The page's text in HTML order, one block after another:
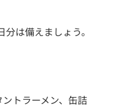
は備えましょう。
トラーメン、缶詰